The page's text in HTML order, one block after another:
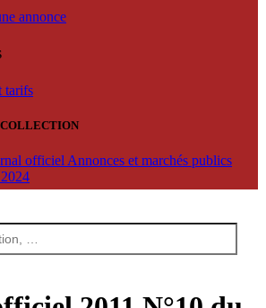
annonce
tarifs
officiel Annonces et marchés publics